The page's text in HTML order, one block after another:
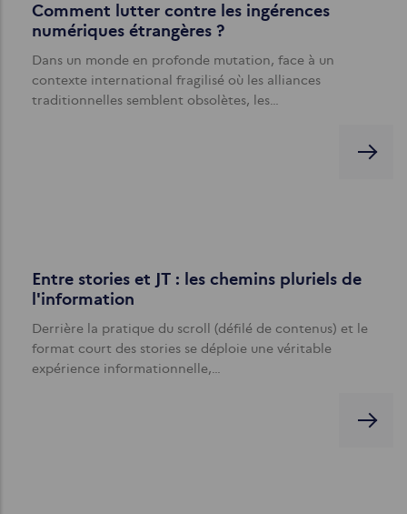
Comment lutter contre les ingérences
numériques étrangères ?
Dans un monde en profonde mutation, face à un
contexte international fragilisé où les alliances
traditionnelles semblent obsolètes, les…
Entre stories et JT : les chemins pluriels de
l'information
Derrière la pratique du scroll (défilé de contenus) et le
format court des stories se déploie une véritable
expérience informationnelle,…